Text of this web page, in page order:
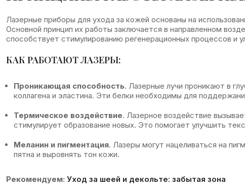
Лазерные приборы для ухода за кожей основаны на
Основной принцип их работы заключается в направленном
способствует стимулированию регенерационных процессов и
КАК РАБОТАЮТ ЛАЗЕРЫ:
Проникающая способность. Лазерные лучи проникают в
коллагена и эластина. Эти белки необходимы для
Термическое воздействие. Лазерное воздействие
стимулирует образование новых. Это помогает улучшить
Меланин и пигментация. Лазеры могут нацеливаться на
пятна и выровнять тон кожи.
Рекомендуем: Уход за шеей и декольте: забытая зона